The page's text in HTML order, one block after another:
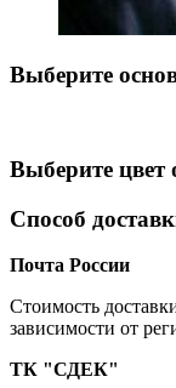
Выберите
Выберите цвет
Способ
Почта России
Cтоимость
зависимости от
ТК "СДЕК"